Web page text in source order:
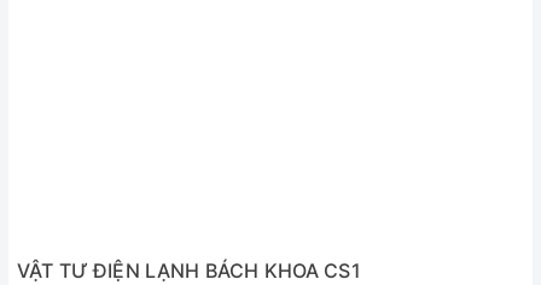
VẬT TƯ ĐIỆN LẠNH BÁCH KHOA CS1